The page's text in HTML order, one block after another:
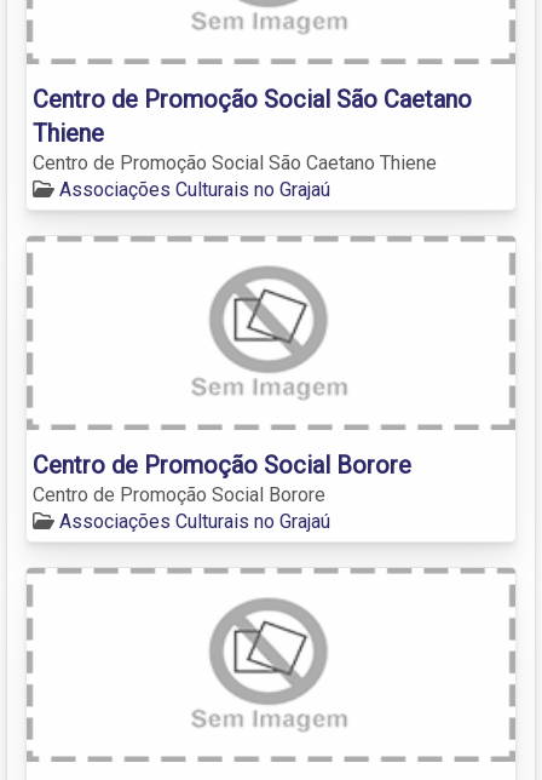
Centro de Promoção Social São Caetano
Thiene
Centro de Promoção Social São Caetano Thiene
Associações Culturais no Grajaú
Centro de Promoção Social Borore
Centro de Promoção Social Borore
Associações Culturais no Grajaú